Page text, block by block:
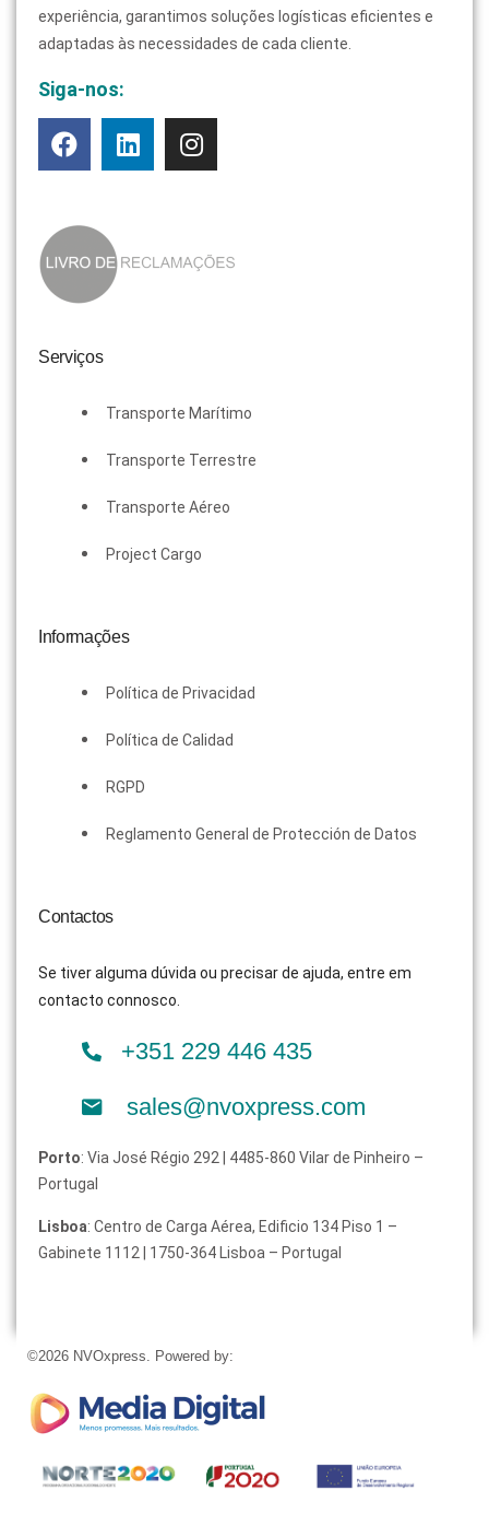
experiência, garantimos soluções logísticas eficientes e
adaptadas às necessidades de cada cliente.
Siga-nos:
Serviços
Transporte Marítimo
Transporte Terrestre
Transporte Aéreo
Project Cargo
Informações
Política de Privacidad
Política de Calidad
RGPD
Reglamento General de Protección de Datos
Contactos
Se tiver alguma dúvida ou precisar de ajuda, entre em
contacto connosco.
+351 229 446 435
sales@nvoxpress.com
Porto: Via José Régio 292 | 4485-860 Vilar de Pinheiro –
Portugal
Lisboa: Centro de Carga Aérea, Edificio 134 Piso 1 –
Gabinete 1112 | 1750-364 Lisboa – Portugal
©2026 NVOxpress. Powered by: